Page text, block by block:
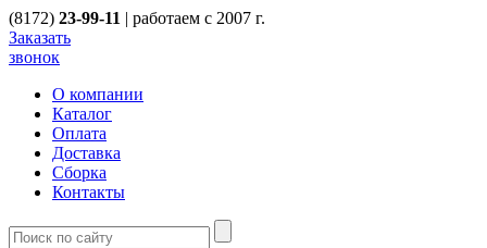
(8172) 23-99-11 | работаем с 2007 г.
Заказать
звонок
О компании
Каталог
Оплата
Доставка
Сборка
Контакты